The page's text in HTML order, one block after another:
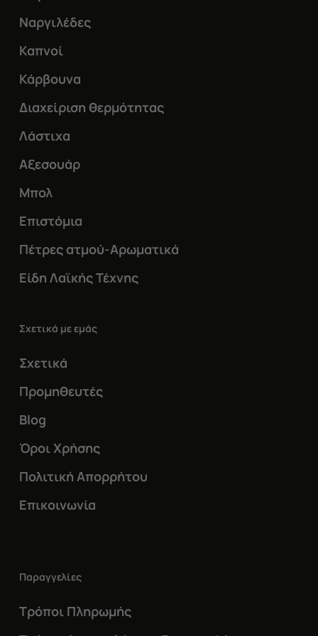
Ναργιλέδες
Καπνοί
Κάρβουνα
Διαχείριση θερμότητας
Λάστιχα
Αξεσουάρ
Μπολ
Επιστόμια
Πέτρες ατμού-Αρωματικά
Είδη Λαϊκής Τέχνης
Σχετικά με εμάς
Σχετικά
Προμηθευτές
Blog
Όροι Χρήσης
Πολιτική Απορρήτου
Επικοινωνία
Παραγγελίες
Τρόποι Πληρωμής